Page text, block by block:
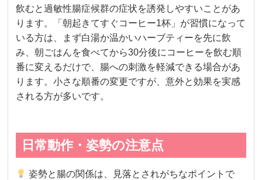
飲むと過敏性腸症候群の症状を誘発しやすいことがあ
ります。「朝起きてすぐコーヒー1杯」が習慣になって
いる方は、まず白湯か温かいハーブティーを先に飲
み、朝ごはんを食べてから30分後にコーヒーを飲む順
番に変えるだけで、腸への刺激を軽減できる場合があ
ります。小さな順番の変更ですが、意外と効果を実感
される方が多いです。
日常動作・姿勢の注意点
姿勢と腸の関係は、見落とされがちなポイントで